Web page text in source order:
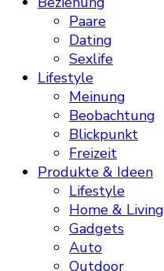
Paare
Dating
Sexlife
Lifestyle
Meinung
Beobachtung
Blickpunkt
Freizeit
Produkte & Ideen
Lifestyle
Home & Living
Gadgets
Auto
Outdoor